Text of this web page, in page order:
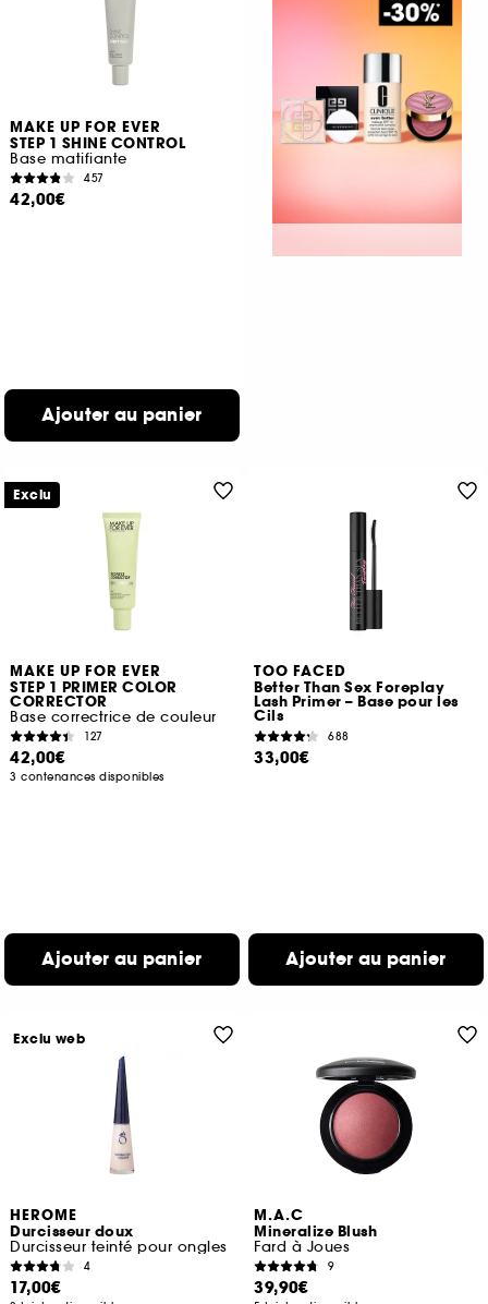
MAKE UP FOR EVER
STEP 1 SHINE CONTROL
Base matifiante
457
42,00€
Ajouter au panier
MAKE UP FOR EVER
STEP 1 PRIMER COLOR
CORRECTOR
Base correctrice de couleur
127
42,00€
3 contenances disponibles
Ajouter au panier
Exclu
TOO FACED
Better Than Sex Foreplay
Lash Primer – Base pour les
Cils
688
33,00€
Ajouter au panier
HEROME
Durcisseur doux
Durcisseur teinté pour ongles
4
17,00€
Exclu web
M.A.C
Mineralize Blush
Fard à Joues
9
39,90€